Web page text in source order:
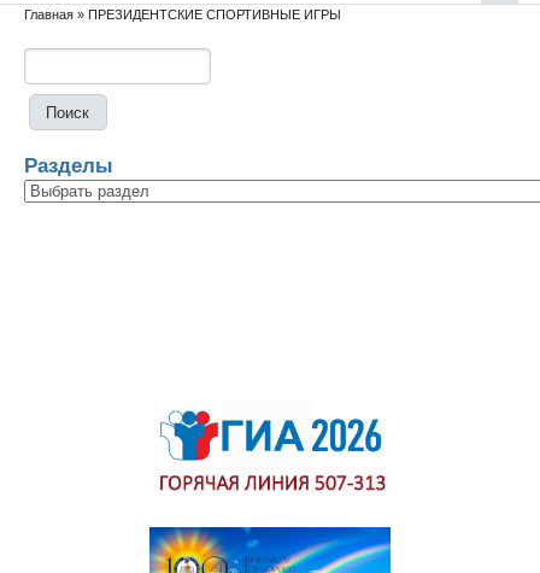
Вы здесь
Главная » ПРЕЗИДЕНТСКИЕ СПОРТИВНЫЕ ИГРЫ
Разделы